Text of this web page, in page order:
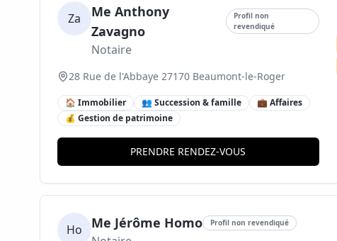
Za
Me Anthony
Zavagno
Profil non
revendiqué
Notaire
28 Rue de l'Abbaye 27170 Beaumont-le-Roger
🏠 Immobilier 👥 Succession & famille
💼 Affaires
💰 Gestion de patrimoine
PRENDRE RENDEZ-VOUS
Ho Me Jérôme Homo Profil non revendiqué